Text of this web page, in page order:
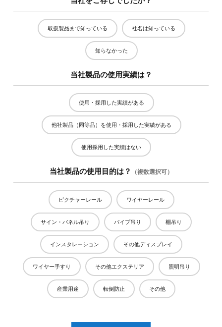
取扱製品まで知っている 社名は知っている
知らなかった
当社製品の使用実績は？
使用・採用した実績がある
他社製品（同等品）を使用・採用した実績がある
使用採用した実績はない
当社製品の使用目的は？ （複数選択可）
ピクチャーレール ワイヤーレール
サイン・パネル吊り パイプ吊り 棚吊り
インスタレーション その他ディスプレイ
ワイヤー手すり その他エクステリア 照明吊り
産業用途 転倒防止 その他